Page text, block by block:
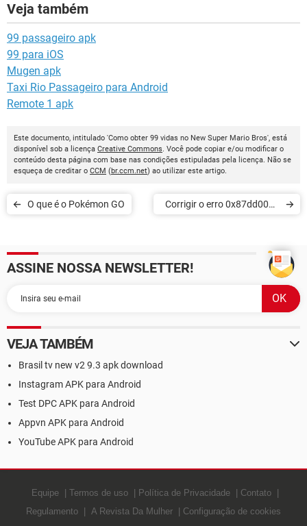
Veja também
99 passageiro apk
99 para iOS
Mugen apk
Taxi Rio Passageiro para Android
Remote 1 apk
Este documento, intitulado 'Como obter 99 vidas no New Super Mario Bros', está
disponível sob a licença Creative Commons. Você pode copiar e/ou modificar o
conteúdo desta página com base nas condições estipuladas pela licença. Não se
esqueça de creditar o CCM (br.ccm.net) ao utilizar este artigo.
O que é o Pokémon GO
Corrigir o erro 0x87dd0013
ASSINE NOSSA NEWSLETTER!
VEJA TAMBÉM
Brasil tv new v2 9.3 apk download
Instagram APK para Android
Test DPC APK para Android
Appvn APK para Android
YouTube APK para Android
Equipe Termos de uso Política de Privacidade
Contato
Regulamento
A Revista Da Mulher Configuração de cookies